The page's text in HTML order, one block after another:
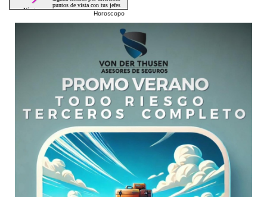
Horoscopo